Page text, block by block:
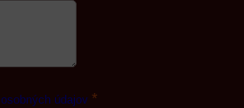
osobných údajov *